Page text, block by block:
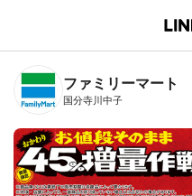
B
n
T
ファミリーマート
国分寺川中子